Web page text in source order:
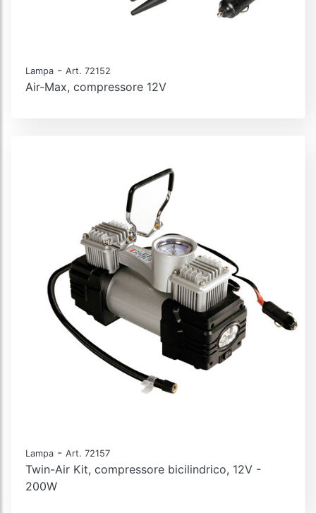
Lampa - Art. 72152
Air-Max, compressore 12V
Lampa - Art. 72157
Twin-Air Kit, compressore bicilindrico, 12V -
200W